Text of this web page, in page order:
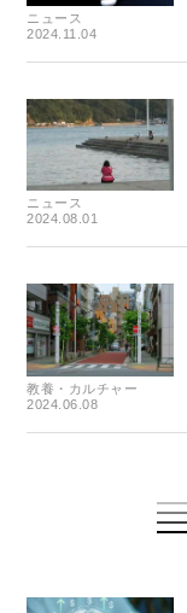
ニュース
2024.11.04
ニュース
2024.08.01
教養・カルチャー
2024.06.08